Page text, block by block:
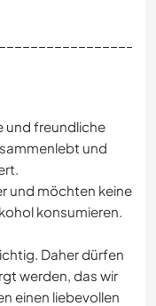
und freundliche
und
und möchten keine
konsumieren.
Daher dürfen
werden, das wir
einen liebevollen